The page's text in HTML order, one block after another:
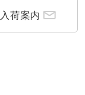
荷案内